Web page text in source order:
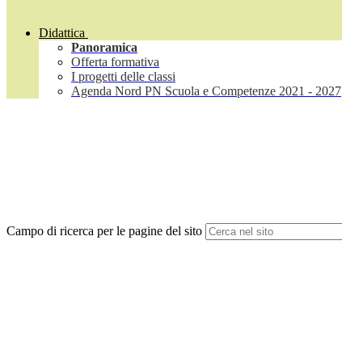
Didattica
Panoramica
Offerta formativa
I progetti delle classi
Agenda Nord PN Scuola e Competenze 2021 - 2027
Campo di ricerca per le pagine del sito